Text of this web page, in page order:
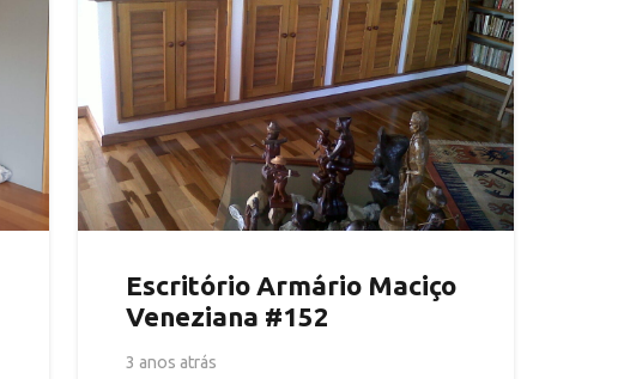
Escritório Armário Maciço
Veneziana #152
3 anos atrás